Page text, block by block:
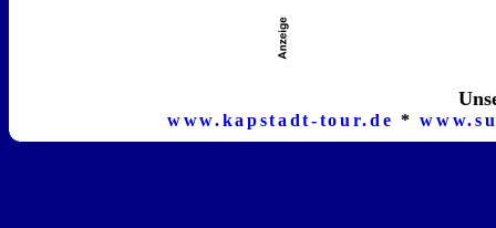
www.kapstadt-tour.de *